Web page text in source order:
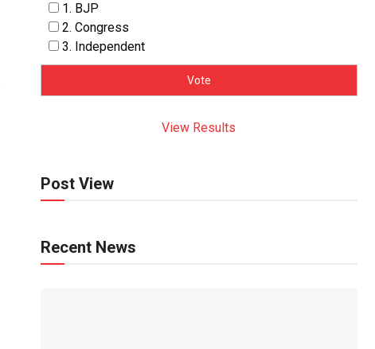
1. BJP
2. Congress
3. Independent
View Results
Post View
Recent News